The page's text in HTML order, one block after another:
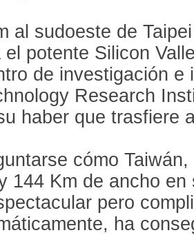
al sudoeste de
el potente Silicon
de investigación e
Research
haber que trasfiere
cómo
144 Km de ancho
pero
ha